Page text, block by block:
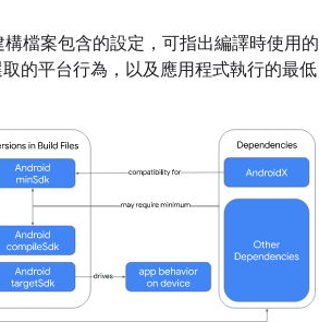
檔案包含的設定，可指出編譯時使用的
的平台行為，以及應用程式執行的最低